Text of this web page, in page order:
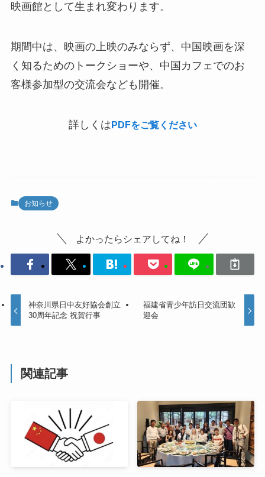
映画館として生まれ変わります。
期間中は、映画の上映のみならず、中国映画を深
く知るためのトークショーや、中国カフェでのお
客様参加型の交流会なども開催。
詳しくは PDFをご覧ください
お知らせ
よかったらシェアしてね！
神奈川県日中友好協会創立
30周年記念 祝賀行事
福建省青少年訪日交流団歓
迎会
関連記事